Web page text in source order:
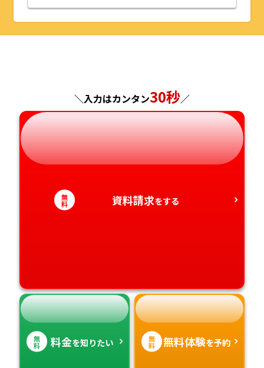
山形県
千葉県
福井県
静岡県
京都府
奈良県
和歌山県
島根県
山口県
徳島県
福岡県
熊本県
大分県
＼入力はカンタン30秒／
無
料 資料請求をする
無
料 料金を知りたい 無
料 無料体験を予約